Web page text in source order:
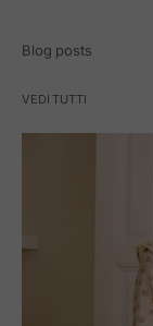
Blog posts
VEDI TUTTI